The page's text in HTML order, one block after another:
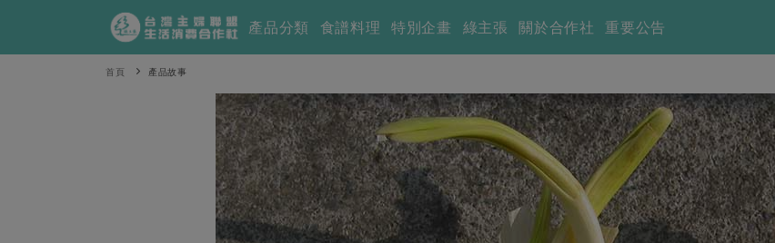
產品分類 食譜料理 特別企畫 綠主張 關於合作社 重要公告
首頁 產品故事